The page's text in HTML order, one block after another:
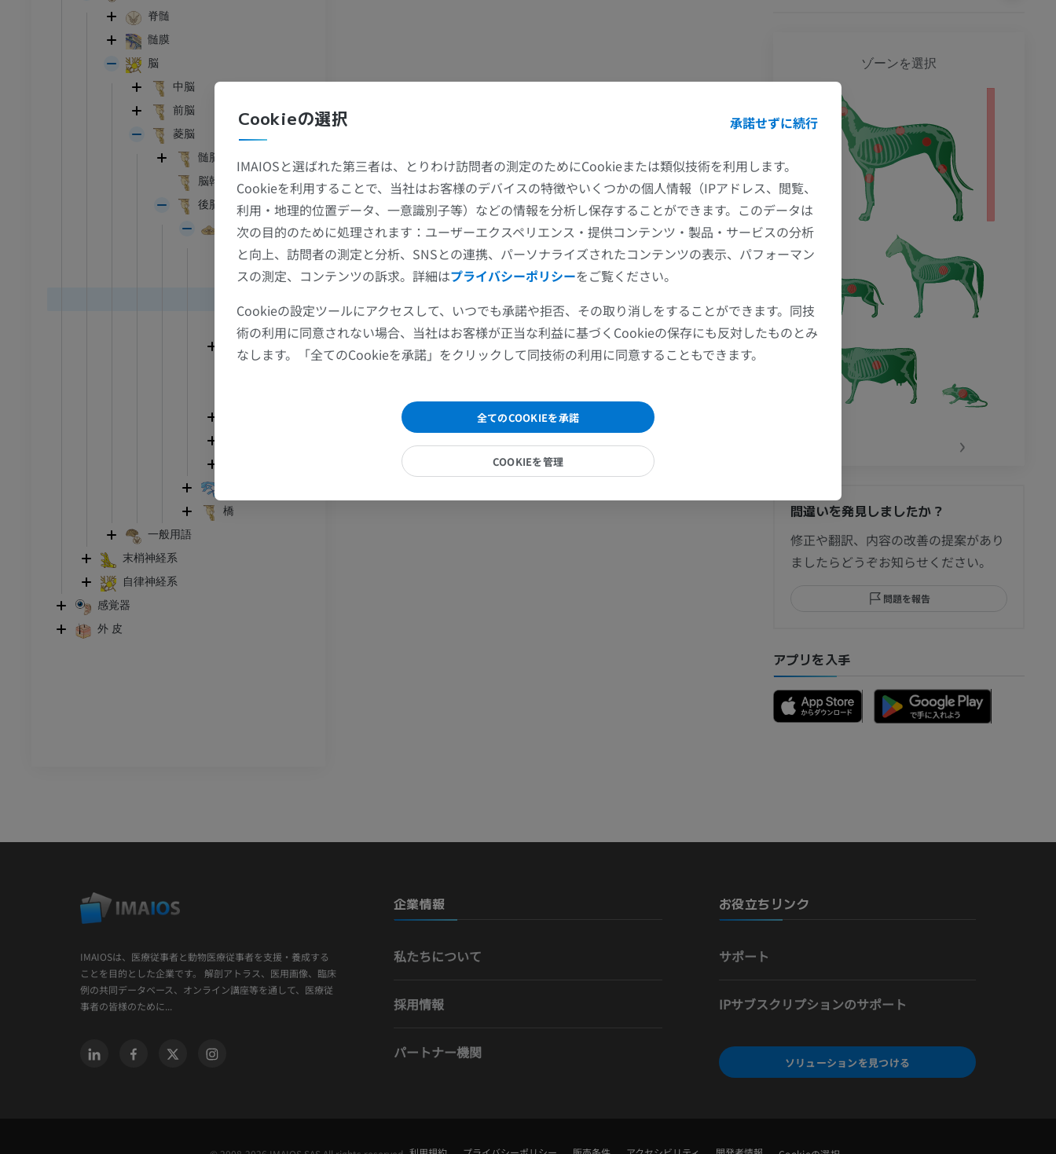
脊髄
髄膜
脳
中脳
前脳
菱脳
髄脳
脳幹
後脳
小脳
小脳回
小脳裂
橋
一般用語
末梢神経系
自律神経系
感覚器
外 皮
ウシ亜科
イラストレーション
無料
ウシ亜科 - 骨学
イラストレーション
プレミアム
馬 - 骨学
X線画像
無料
馬 - 手根骨
プレミアム
馬：筋学
プレミアム
馬 - 指（趾）
MRI
ゾーンを選択
›
間違いを発見しましたか？
修正や翻訳、内容の改善の提案があり
ましたらどうぞお知らせください。
問題を報告
アプリを入手
IMAIOSは、医療従事者と動物医療従事者を支援・養成する
ことを目的とした企業です。 解剖アトラス、医用画像、臨床
例の共同データベース、オンライン講座等を通して、医療従
事者の皆様のために...
企業情報
私たちについて
採用情報
パートナー機関
お役立ちリンク
サポート
IPサブスクリプションのサポート
ソリューションを見つける
Cookieの選択 承諾せずに続行
IMAIOSと選ばれた第三者は、とりわけ訪問者の測定のためにCookieまたは類似技術を利用します。
Cookieを利用することで、当社はお客様のデバイスの特徴やいくつかの個人情報（IPアドレス、閲覧、
利用・地理的位置データ、一意識別子等）などの情報を分析し保存することができます。このデータは
次の目的のために処理されます：ユーザーエクスペリエンス・提供コンテンツ・製品・サービスの分析
と向上、訪問者の測定と分析、SNSとの連携、パーソナライズされたコンテンツの表示、パフォーマン
スの測定、コンテンツの訴求。詳細はプライバシーポリシーをご覧ください。
Cookieの設定ツールにアクセスして、いつでも承諾や拒否、その取り消しをすることができます。同技
術の利用に同意されない場合、当社はお客様が正当な利益に基づくCookieの保存にも反対したものとみ
なします。「全てのCookieを承諾」をクリックして同技術の利用に同意することもできます。
全てのCOOKIEを承諾
COOKIEを管理